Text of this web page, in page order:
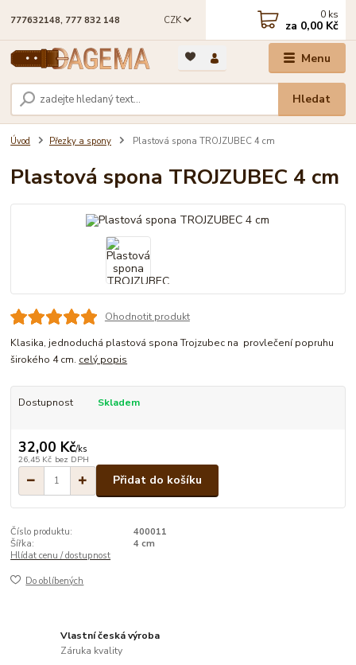
Menu
CZK
Hledat
777632148, 777 832 148 0 ks
za 0,00 Kč
Úvod Přezky a spony Plastová spona TROJZUBEC 4 cm
Plastová spona TROJZUBEC 4 cm
Ohodnotit produkt
Klasika, jednoduchá plastová spona Trojzubec na provlečení popruhu
širokého 4 cm. celý popis
Dostupnost Skladem
32,00 Kč/ks
26,45 Kč bez DPH
Přidat do košíku
Číslo produktu:
400011
Šířka:
4 cm
Hlídat cenu / dostupnost
Do oblíbených
Vlastní česká výroba
Záruka kvality